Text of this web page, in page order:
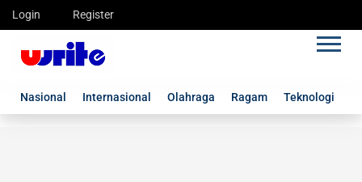
Login Register
Nasional Internasional Olahraga Ragam Teknologi